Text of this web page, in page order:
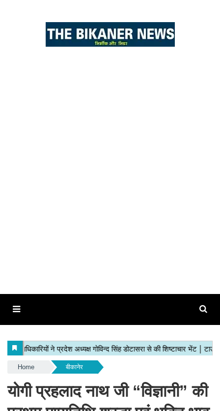
Home बीकानेर
योगी प्रहलाद नाथ जी “विज्ञानी” की